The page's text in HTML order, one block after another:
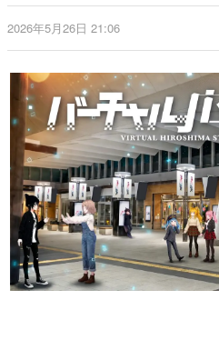
ゲーム世代の作家
ゲームに多大な影響を
日本のコンテンツ産業
画です。
日本モバイルゲーム
日本のモバイルゲーム
ルを網羅するほか、開
解説を掲載。約20年の
若ゲのいたり〜ゲ
『うつヌケ』『ペンと
一先生によるゲーム業
なんでゲームは面
ゲーム開発者・
具体的な形から解き明
です。
2026年5月26日 21:06